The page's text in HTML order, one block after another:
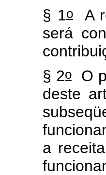
§ 1oA
será
§ 2oO
deste
a